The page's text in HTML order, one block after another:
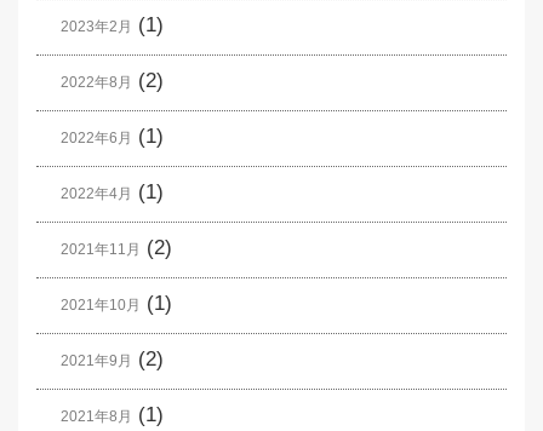
2023年2月 (1)
2022年8月 (2)
2022年6月 (1)
2022年4月 (1)
2021年11月 (2)
2021年10月 (1)
2021年9月 (2)
2021年8月 (1)